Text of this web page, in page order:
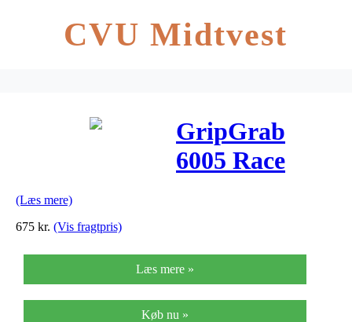
CVU Midtvest
GripGrab
6005 Race
med korte
ærmer – Dame
– Blå
(Læs mere)
675 kr. (Vis fragtpris)
Læs mere »
Køb nu »